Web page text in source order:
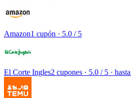
Amazon1 cupón · 5.0 / 5
El Corte Ingles2 cupones · 5.0 / 5 ·